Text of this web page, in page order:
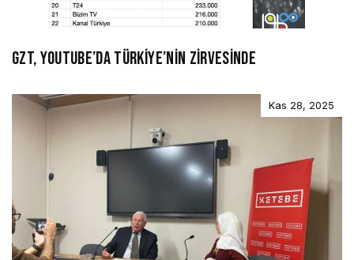
GZT, YOUTUBE’DA TÜRKİYE’NİN ZİRVESİNDE
Kas 28, 2025